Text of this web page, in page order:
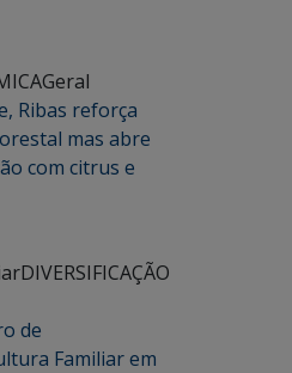
Geral
Ribas reforça
mas abre
com citrus e
DIVERSIFICAÇÃO
de
Familiar em